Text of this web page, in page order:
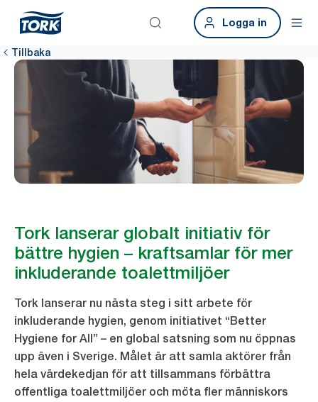
Logga in
Tillbaka
Tork lanserar globalt initiativ för
bättre hygien – kraftsamlar för mer
inkluderande toalettmiljöer
Tork lanserar nu nästa steg i sitt arbete för
inkluderande hygien, genom initiativet “Better
Hygiene for All” – en global satsning som nu öppnas
upp även i Sverige. Målet är att samla aktörer från
hela värdekedjan för att tillsammans förbättra
offentliga toalettmiljöer och möta fler människors